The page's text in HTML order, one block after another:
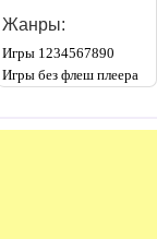
Жанры:
Игры 1234567890
Игры без флеш плеера